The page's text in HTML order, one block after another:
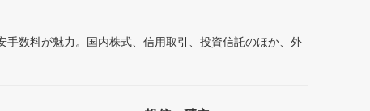
数料が魅力。国内株式、信用取引、投資信託のほか、外